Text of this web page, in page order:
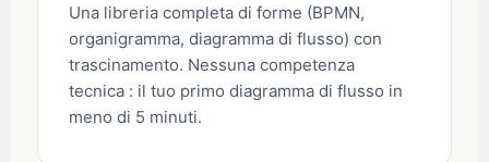
Una libreria completa di forme (BPMN,
organigramma, diagramma di flusso) con
trascinamento. Nessuna competenza
tecnica : il tuo primo diagramma di flusso in
meno di 5 minuti.